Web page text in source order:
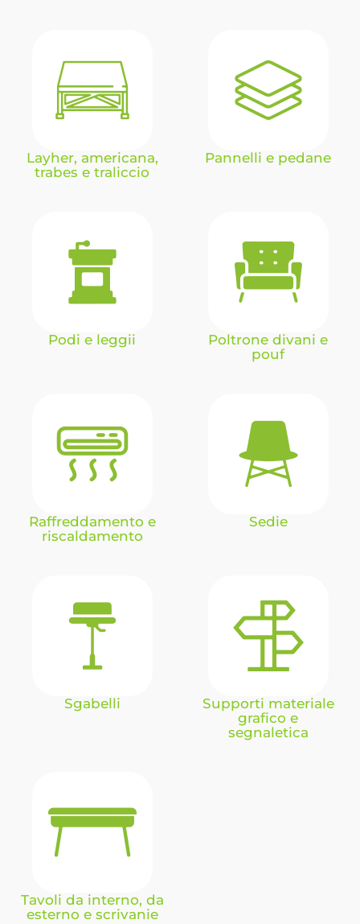
Layher, americana,
trabes e traliccio
Pannelli e pedane
Podi e leggii
Poltrone divani e
pouf
Raffreddamento e
riscaldamento
Sedie
Sgabelli
Supporti materiale
grafico e
segnaletica
Tavoli da interno, da
esterno e scrivanie